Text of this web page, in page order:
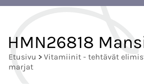
HMN26818
Etusivu > Vitamiinit - tehtävät
marjat